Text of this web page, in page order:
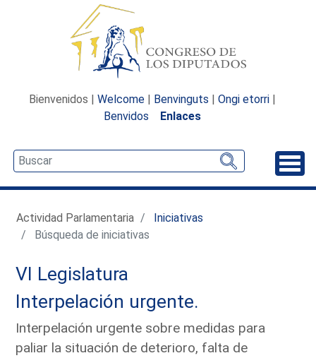
Bienvenidos | Welcome | Benvinguts | Ongi etorri |
Benvidos
Enlaces
Actividad Parlamentaria
Iniciativas
Búsqueda de iniciativas
VI Legislatura
Interpelación urgente.
Interpelación urgente sobre medidas para
paliar la situación de deterioro, falta de